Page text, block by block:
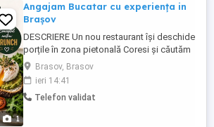
1
Angajam Bucatar cu experiența in
Brașov
DESCRIERE Un nou restaurant își deschide
porțile în zona pietonală Coresi și căutăm
un bucătar pasionat, organizat și dornic
să contribuie la construirea unei echipe de
la zero. Dacă îți place să gătești cu atenție
la detalii, să lucrezi într-un mediu
Brasov, Brasov
ieri 14:41
Telefon validat